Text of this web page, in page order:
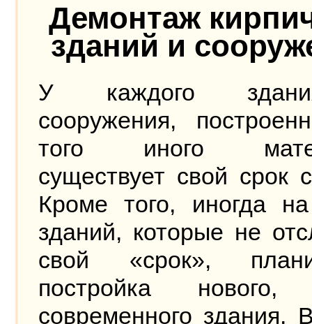
Демонтаж
зданий и
У каждого
сооружения,
того иного
существует свой срок
Кроме того, иногда
зданий, которые не
свой «срок»,
постройка нового,
современного здания.